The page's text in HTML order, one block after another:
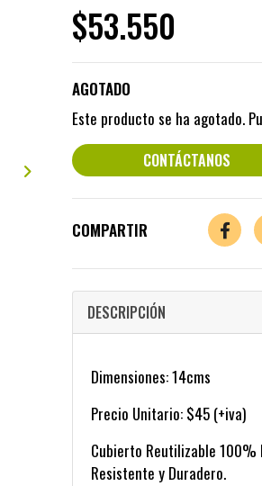
$53.550
AGOTADO
Este producto se ha agotado.
CONTÁCTANOS
COMPARTIR
DESCRIPCIÓN
Dimensiones: 14cms
Precio Unitario: $45 (+iva)
Cubierto Reutilizable 100%
Resistente y Duradero.